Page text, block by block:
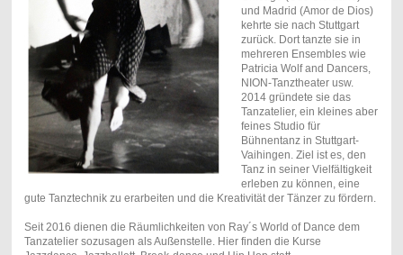
und Madrid (Amor de Dios)
kehrte sie nach Stuttgart
zurück. Dort tanzte sie in
mehreren Ensembles wie
Patricia Wolf and Dancers,
NION-Tanztheater usw.
2014 gründete sie das
Tanzatelier, ein kleines aber
feines Studio für
Bühnentanz in Stuttgart-
Vaihingen. Ziel ist es, den
Tanz in seiner Vielfältigkeit
erleben zu können, eine
gute Tanztechnik zu erarbeiten und die Kreativität der Tänzer zu fördern.
Seit 2016 dienen die Räumlichkeiten von Ray´s World of Dance dem
Tanzatelier sozusagen als Außenstelle. Hier finden die Kurse